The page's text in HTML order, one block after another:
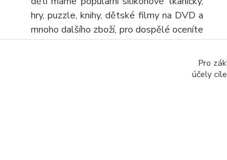
hry, puzzle, knihy, dětské filmy na DVD a
mnoho dalšího zboží, pro dospělé oceníte
velký výběr knih, DVD filmů, turistických
map a automap a seniory potěšíme
obrovskou nabídkou různých křížovek a
Pro
účely